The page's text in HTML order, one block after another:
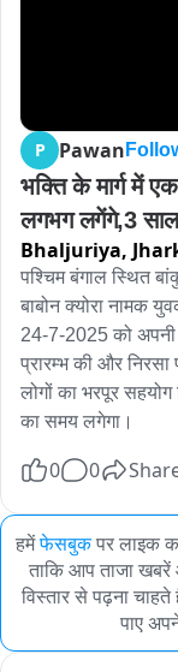
P Pawan
भक्ति के मार्ग में
लगभग लगेंगे,3
Bhaljuriya,
पश्चिम बंगाल स्थित
बाबोन क्योरा नामक
24-7-2025 को अपनी
प्रारम्भ की और
लोगों का भरपूर
का समय लगेगा।
0 0
हमेंफेसबुकपर लाइक
ताकि आप ताजा
विस्तार से पढ़ना चाहते
पाए